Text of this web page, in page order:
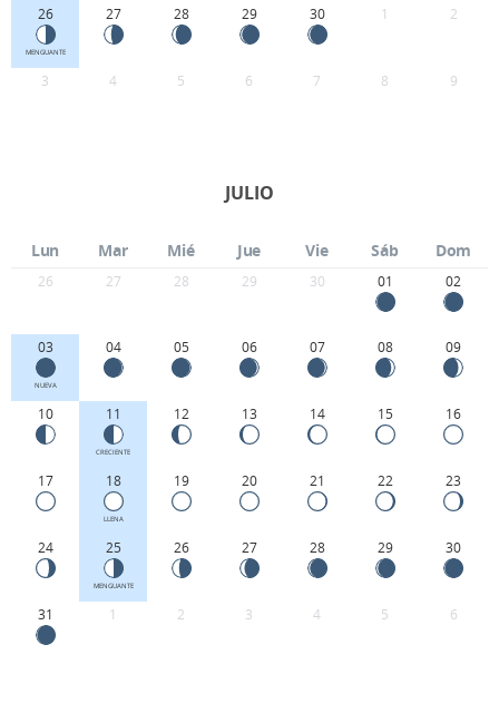
26
MENGUANTE
27 28 29 30 1 2
3 4 5 6 7 8 9
JULIO
Lun Mar Mié Jue Vie Sáb Dom
26 27 28 29 30 01 02
03
NUEVA
04 05 06 07 08 09
10 11
CRECIENTE
12 13 14 15 16
17 18
LLENA
19 20 21 22 23
24 25
MENGUANTE
26 27 28 29 30
31 1 2 3 4 5 6